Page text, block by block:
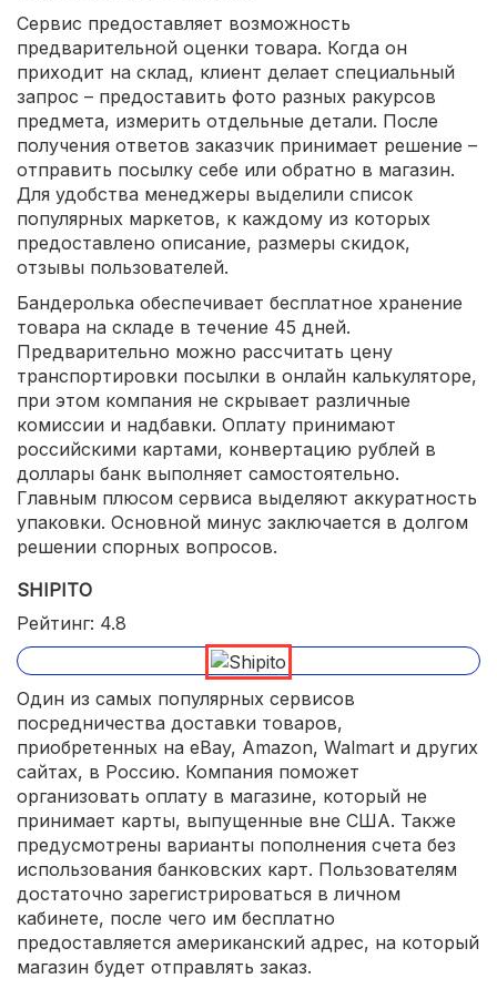
Сервис предоставляет возможность
предварительной оценки товара. Когда он
приходит на склад, клиент делает специальный
запрос – предоставить фото разных ракурсов
предмета, измерить отдельные детали. После
получения ответов заказчик принимает решение –
отправить посылку себе или обратно в магазин.
Для удобства менеджеры выделили список
популярных маркетов, к каждому из которых
предоставлено описание, размеры скидок,
отзывы пользователей.
Бандеролька обеспечивает бесплатное хранение
товара на складе в течение 45 дней.
Предварительно можно рассчитать цену
транспортировки посылки в онлайн калькуляторе,
при этом компания не скрывает различные
комиссии и надбавки. Оплату принимают
российскими картами, конвертацию рублей в
доллары банк выполняет самостоятельно.
Главным плюсом сервиса выделяют аккуратность
упаковки. Основной минус заключается в долгом
решении спорных вопросов.
SHIPITO
Рейтинг: 4.8
Один из самых популярных сервисов
посредничества доставки товаров,
приобретенных на eBay, Amazon, Walmart и других
сайтах, в Россию. Компания поможет
организовать оплату в магазине, который не
принимает карты, выпущенные вне США. Также
предусмотрены варианты пополнения счета без
использования банковских карт. Пользователям
достаточно зарегистрироваться в личном
кабинете, после чего им бесплатно
предоставляется американский адрес, на который
магазин будет отправлять заказ.